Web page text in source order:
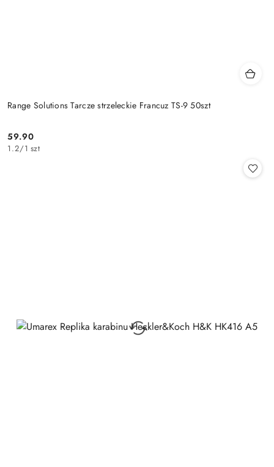
Range Solutions Tarcze strzeleckie Francuz TS-9 50szt
Cena:
59.90
1.2/1 szt